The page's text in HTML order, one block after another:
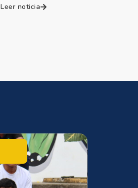
Leer noticia